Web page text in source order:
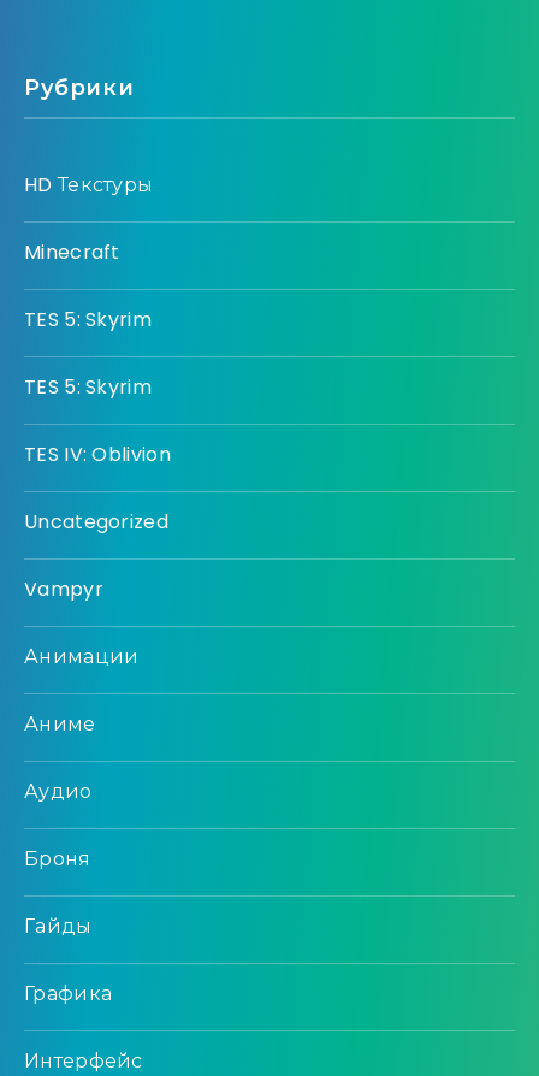
Рубрики
HD Текстуры
Minecraft
TES 5: Skyrim
TES 5: Skyrim
TES IV: Oblivion
Uncategorized
Vampyr
Анимации
Аниме
Аудио
Броня
Гайды
Графика
Интерфейс